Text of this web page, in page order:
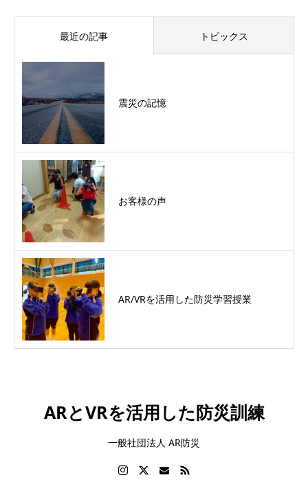
最近の記事 トピックス
震災の記憶
お客様の声
AR/VRを活用した防災学習授業
ARとVRを活用した防災訓練
一般社団法人 AR防災